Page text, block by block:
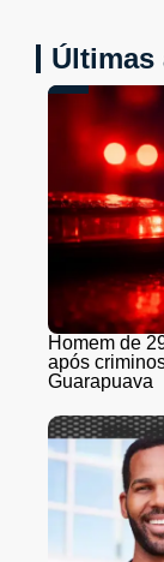
Últimas
Homem de
após
Guarapuava